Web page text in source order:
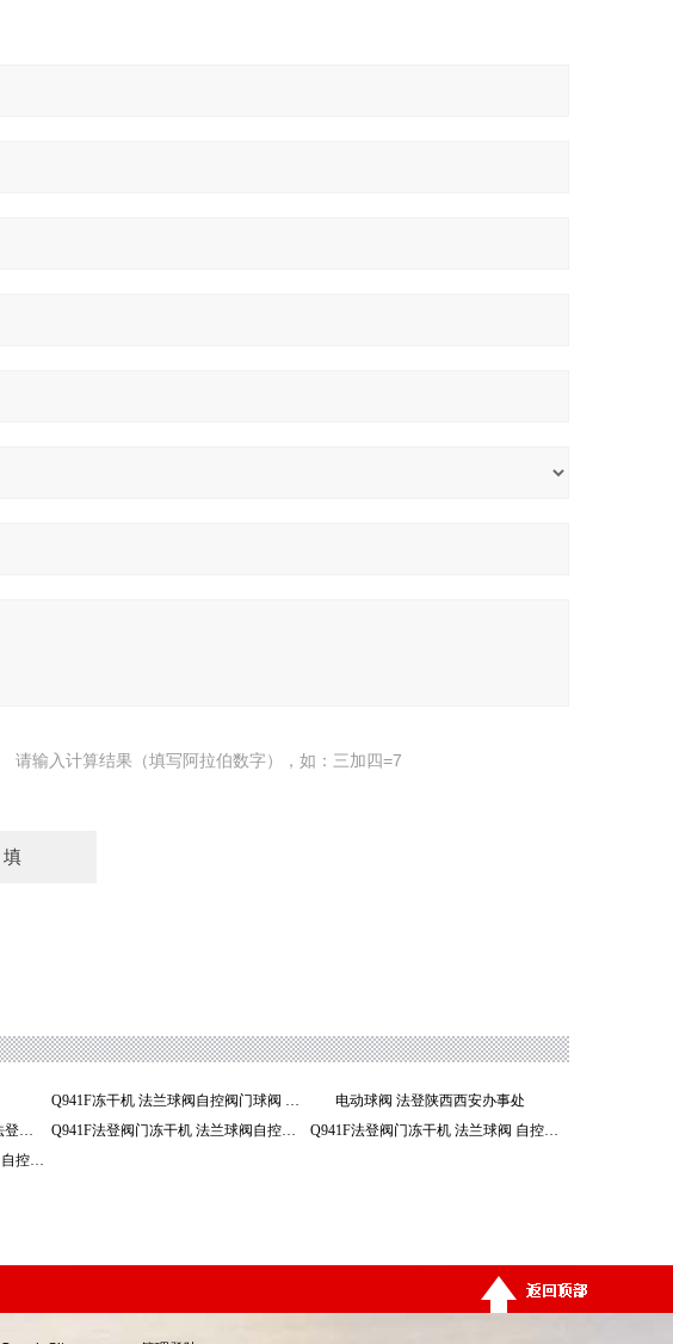
请输入计算结果（填写阿拉伯数字），如：三加四=7
Q941F冻干机 法兰球阀自控阀门球阀 法登陕西西安
电动球阀 法登陕西西安办事处
Q941F冻干机法兰球阀自控阀门法登陕西办事处 Q941F法登阀门冻干机 法兰球阀自控阀门球阀
Q941F法登阀门冻干机 法兰球阀 自控阀门球阀
Q941F法登阀门冻干机 法兰 球阀 自控阀门球阀